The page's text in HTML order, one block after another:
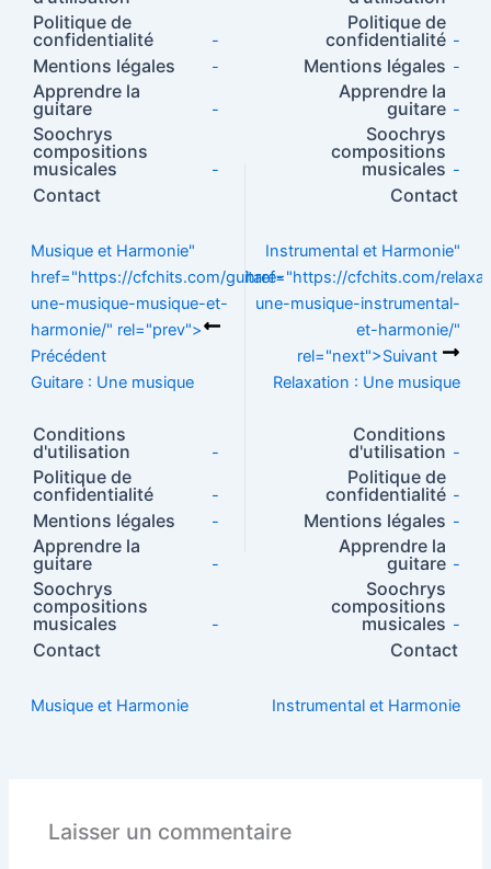
n o
n
p
p
er Li
n
k
er
Politique de
confidentialité
-
Mentions légales -
Apprendre la
guitare
-
Soochrys
compositions
musicales
-
Contact
Musique et Harmonie"
href="https://cfchits.com/guitare-
une-musique-musique-et-
harmonie/" rel="prev">
Précédent
Guitare : Une musique
Conditions
d'utilisation
-
Politique de
confidentialité
-
Mentions légales -
Apprendre la
guitare
-
Soochrys
compositions
musicales
-
Contact
Musique et Harmonie
Politique de
confidentialité -
Mentions légales -
Apprendre la
guitare -
Soochrys
compositions
musicales -
Contact
Instrumental et Harmonie"
href="https://cfchits.com/
une-musique-instrumental-
et-harmonie/"
rel="next">Suivant
Relaxation : Une musique
Conditions
d'utilisation -
Politique de
confidentialité -
Mentions légales -
Apprendre la
guitare -
Soochrys
compositions
musicales -
Contact
Instrumental et Harmonie
Laisser un commentaire